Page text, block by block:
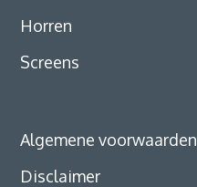
Horren
Screens
Algemene voorwaarden
Disclaimer